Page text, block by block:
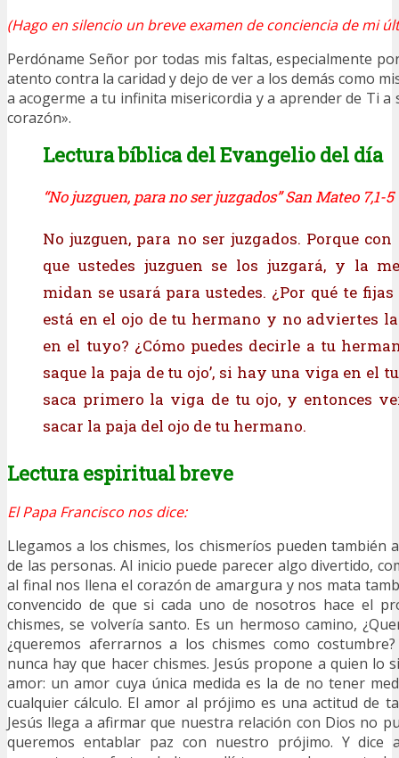
(Hago en silencio un breve examen de conciencia de mi
Perdóname Señor por todas mis faltas, especialmente
atento contra la caridad y dejo de ver a los demás como
a acogerme a tu infinita misericordia y a aprender de Ti a
corazón».
Lectura bíblica del Evangelio del día
“No juzguen, para no ser juzgados” San Mateo 7,1-5
No juzguen, para no ser juzgados. Porque
que ustedes juzguen se los juzgará, y la
midan se usará para ustedes. ¿Por qué te
está en el ojo de tu hermano y no adviertes
en el tuyo? ¿Cómo puedes decirle a tu
saque la paja de tu ojo’, si hay una viga en el
saca primero la viga de tu ojo, y entonces
sacar la paja del ojo de tu hermano.
Lectura espiritual breve
El Papa Francisco nos dice:
Llegamos a los chismes, los chismeríos pueden también
de las personas. Al inicio puede parecer algo divertido,
al final nos llena el corazón de amargura y nos mata
convencido de que si cada uno de nosotros hace el
chismes, se volvería santo. Es un hermoso camino,
¿queremos aferrarnos a los chismes como
nunca hay que hacer chismes. Jesús propone a quien lo
amor: un amor cuya única medida es la de no tener
cualquier cálculo. El amor al prójimo es una actitud de
Jesús llega a afirmar que nuestra relación con Dios no
queremos entablar paz con nuestro prójimo. Y dice